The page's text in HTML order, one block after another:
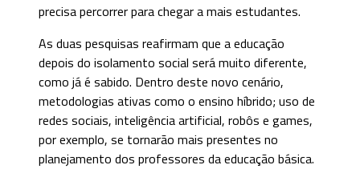
precisa percorrer para chegar a mais estudantes.
As duas pesquisas reafirmam que a educação
depois do isolamento social será muito diferente,
como já é sabido. Dentro deste novo cenário,
metodologias ativas como o ensino híbrido; uso de
redes sociais, inteligência artificial, robôs e games,
por exemplo, se tornarão mais presentes no
planejamento dos professores da educação básica.